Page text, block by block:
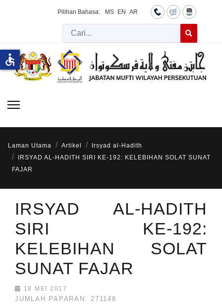
Pilihan Bahasa: MS EN AR
Cari
Laman Utama Artikel
Irsyad al-Hadith
IRSYAD AL-HADITH SIRI KE-192: KELEBIHAN SOLAT SUNAT
FAJAR
IRSYAD AL-HADITH
SIRI KE-192:
KELEBIHAN SOLAT
SUNAT FAJAR
18 MEI 2017
JUMLAH PAPARAN: 271148
accessible